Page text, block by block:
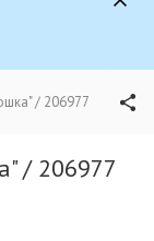
/ 206977
/ 206977